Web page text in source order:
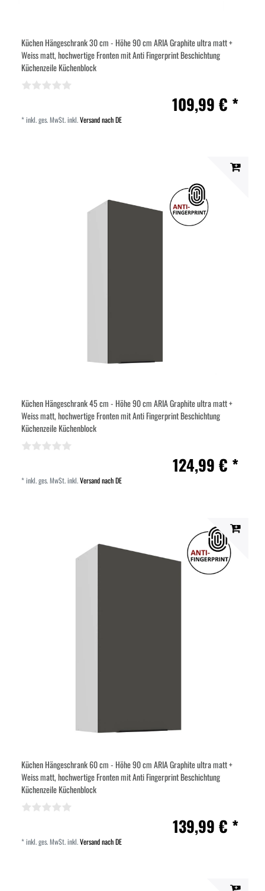
Küchen Hängeschrank 30 cm - Höhe 90 cm ARIA Graphite ultra matt +
Weiss matt, hochwertige Fronten mit Anti Fingerprint Beschichtung
Küchenzeile Küchenblock
109,99 € *
*inkl. ges. MwSt.inkl.Versand nach DE
Küchen Hängeschrank 45 cm - Höhe 90 cm ARIA Graphite ultra matt +
Weiss matt, hochwertige Fronten mit Anti Fingerprint Beschichtung
Küchenzeile Küchenblock
124,99 € *
*inkl. ges. MwSt.inkl.Versand nach DE
Küchen Hängeschrank 60 cm - Höhe 90 cm ARIA Graphite ultra matt +
Weiss matt, hochwertige Fronten mit Anti Fingerprint Beschichtung
Küchenzeile Küchenblock
139,99 € *
*inkl. ges. MwSt.inkl.Versand nach DE